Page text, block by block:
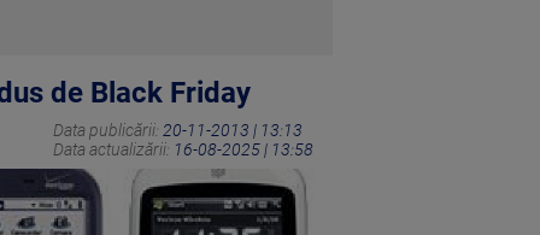
de Black Friday
Data publicării: 20-11-2013 | 13:13
Data actualizării: 16-08-2025 | 13:58